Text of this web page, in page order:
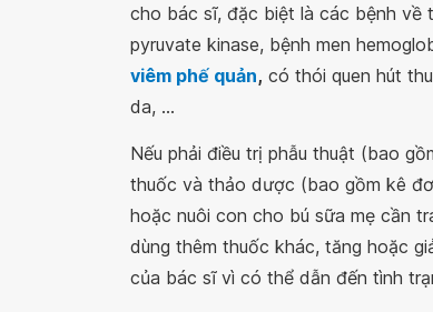
cho bác sĩ, đặc biệt là các bệnh về
pyruvate kinase, bệnh men
viêm phế quản, có thói quen hút
da, ...
Nếu phải điều trị phẫu thuật (bao
thuốc và thảo dược (bao gồm kê
hoặc nuôi con cho bú sữa mẹ cần
dùng thêm thuốc khác, tăng hoặc
của bác sĩ vì có thể dẫn đến tình